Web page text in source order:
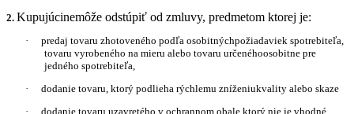
2. Kupujúcinemôže odstúpiť od zmluvy, predmetom ktorej je:
·
predaj tovaru zhotoveného podľa osobitnýchpožiadaviek spotrebiteľa,
tovaru vyrobeného na mieru alebo tovaru určenéhoosobitne pre
jedného spotrebiteľa,
·
dodanie tovaru, ktorý podlieha rýchlemu zníženiukvality alebo skaze
·
dodanie tovaru uzavretého v ochrannom obale,ktorý nie je vhodné